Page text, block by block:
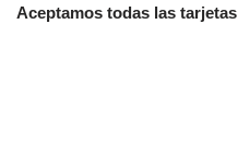
Aceptamos todas las tarjetas